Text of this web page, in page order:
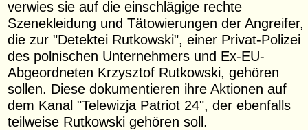
verwies sie auf die einschlägige rechte
Szenekleidung und Tätowierungen der Angreifer,
die zur "Detektei Rutkowski", einer Privat-Polizei
des polnischen Unternehmers und Ex-EU-
Abgeordneten Krzysztof Rutkowski, gehören
sollen. Diese dokumentieren ihre Aktionen auf
dem Kanal "Telewizja Patriot 24", der ebenfalls
teilweise Rutkowski gehören soll.